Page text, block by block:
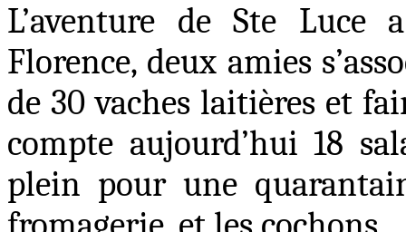
L’aventure de Ste Luce
Florence, deux amies
de 30 vaches laitières et
compte aujourd’hui 18
plein pour une